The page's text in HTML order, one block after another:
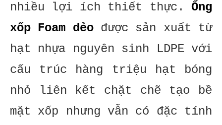
nhiều lợi ích thiết thực. Ống
xốp Foam dẻođược sản xuất từ
hạt nhựa nguyên sinh LDPE với
cấu trúc hàng triệu hạt bóng
nhỏ liên kết chặt chẽ tạo bề
mặt xốp nhưng vẫn có đặc tính